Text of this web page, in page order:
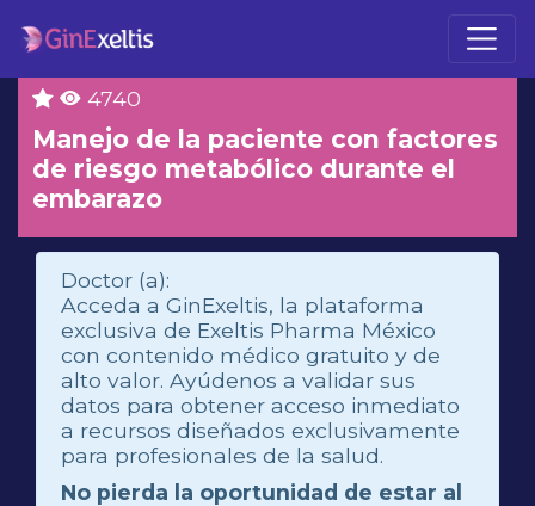
4740
Manejo de la paciente con factores
de riesgo metabólico durante el
embarazo
Doctor (a):
Acceda a GinExeltis, la plataforma
exclusiva de Exeltis Pharma México
con contenido médico gratuito y de
alto valor. Ayúdenos a validar sus
datos para obtener acceso inmediato
a recursos diseñados exclusivamente
para profesionales de la salud.
No pierda la oportunidad de estar al